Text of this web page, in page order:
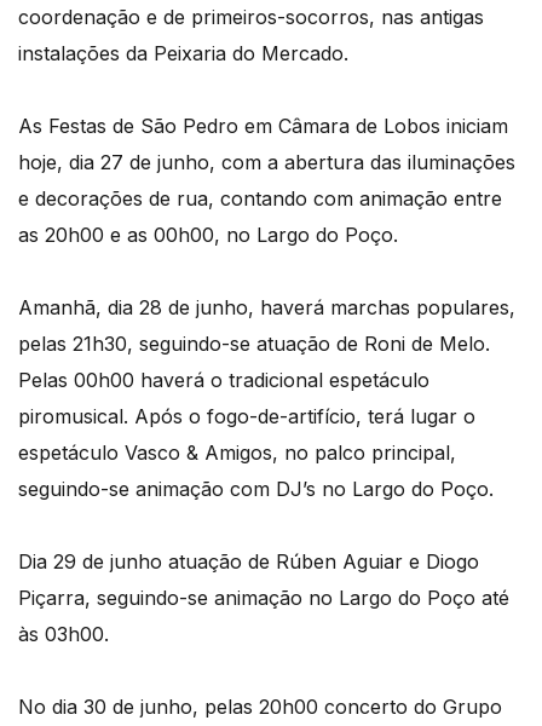
coordenação e de primeiros-socorros, nas antigas
instalações da Peixaria do Mercado.
As Festas de São Pedro em Câmara de Lobos iniciam
hoje, dia 27 de junho, com a abertura das iluminações
e decorações de rua, contando com animação entre
as 20h00 e as 00h00, no Largo do Poço.
Amanhã, dia 28 de junho, haverá marchas populares,
pelas 21h30, seguindo-se atuação de Roni de Melo.
Pelas 00h00 haverá o tradicional espetáculo
piromusical. Após o fogo-de-artifício, terá lugar o
espetáculo Vasco & Amigos, no palco principal,
seguindo-se animação com DJ’s no Largo do Poço.
Dia 29 de junho atuação de Rúben Aguiar e Diogo
Piçarra, seguindo-se animação no Largo do Poço até
às 03h00.
No dia 30 de junho, pelas 20h00 concerto do Grupo